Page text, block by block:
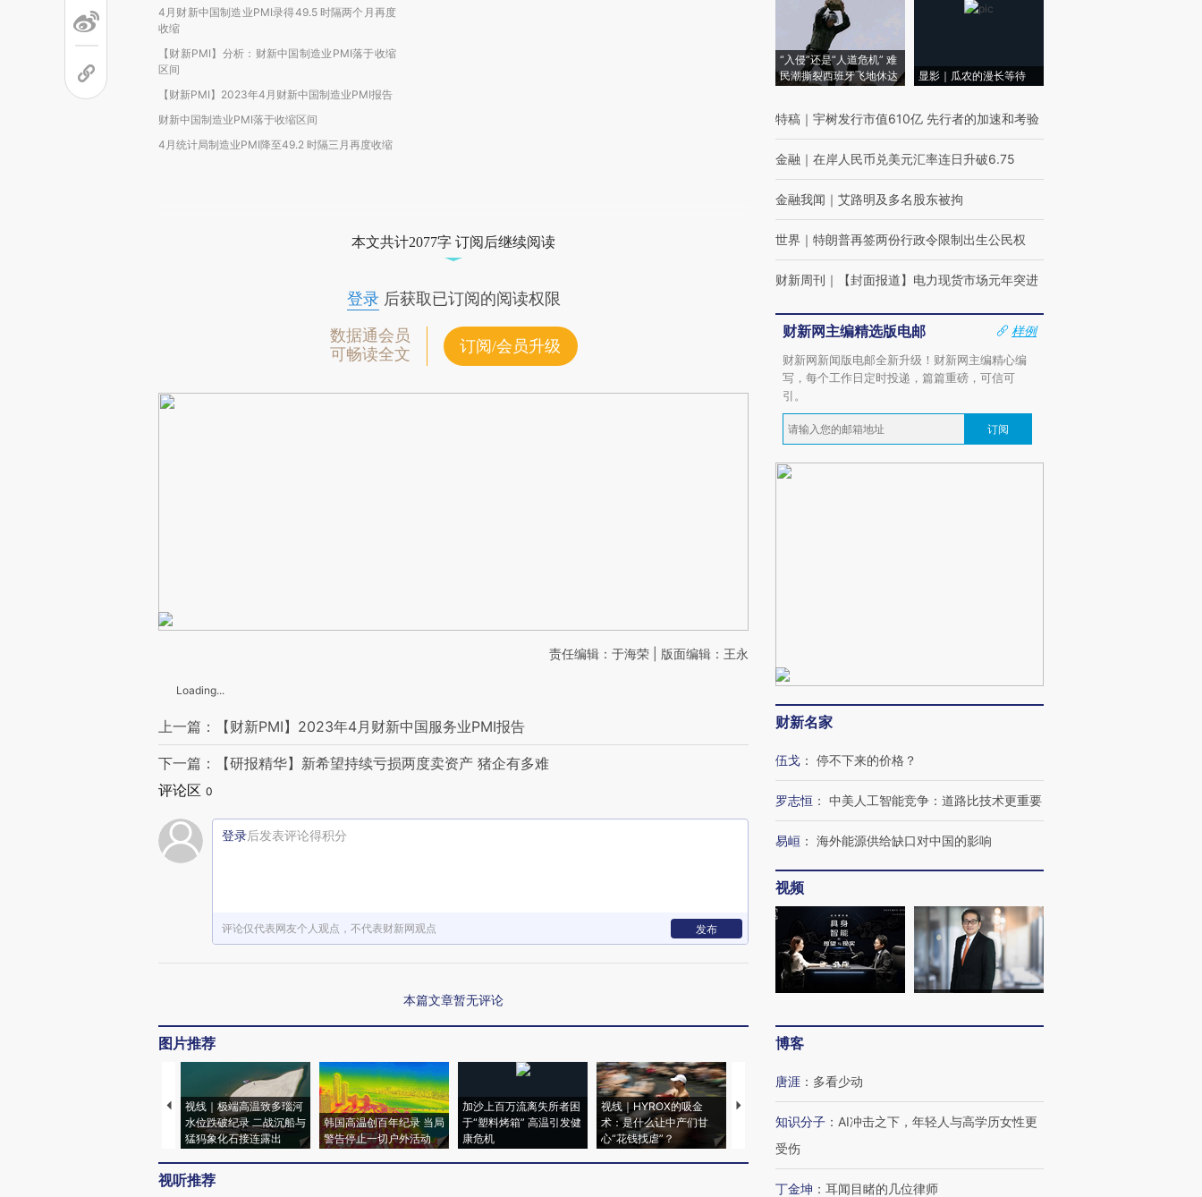
4月财新中国制造业PMI录得49.5 时隔两个月再度
收缩
【财新PMI】分析：财新中国制造业PMI落于收缩
区间
【财新PMI】2023年4月财新中国制造业PMI报告
财新中国制造业PMI落于收缩区间
4月统计局制造业PMI降至49.2 时隔三月再度收缩
本文共计2077字 订阅后继续阅读
登录后获取已订阅的阅读权限
数据通会员
可畅读全文
订阅/会员升级
责任编辑：于海荣 | 版面编辑：王永
Loading...
上一篇：【财新PMI】2023年4月财新中国服务业PMI报告
下一篇：【研报精华】新希望持续亏损两度卖资产 猪企有多难
评论区 0
登录后发表评论得积分
评论仅代表网友个人观点，不代表财新网观点 发布
本篇文章暂无评论
图片推荐
视线｜极端高温致多瑙河
水位跌破纪录 二战沉船与
猛犸象化石接连露出
韩国高温创百年纪录 当局
警告停止一切户外活动
加沙上百万流离失所者困
于“塑料烤箱” 高温引发健
康危机
视线｜HYROX的吸金
术：是什么让中产们甘
心“花钱找虐”？
马航飞行员跨国走私7万
粒摇头丸 尿检体内含3种
视线｜被称为“蟑螂”的印
度Z世代 用街头抗争将教
视线｜“入侵”还是“人道危
机”？难民潮撕裂西班牙
视听推荐
“入侵”还是“人道危机” 难
民潮撕裂西班牙飞地休达
显影｜瓜农的漫长等待
特稿 ｜ 宇树发行市值610亿 先行者的加速和考验
金融 ｜ 在岸人民币兑美元汇率连日升破6.75
金融我闻 ｜ 艾路明及多名股东被拘
世界 ｜ 特朗普再签两份行政令限制出生公民权
财新周刊 ｜ 【封面报道】电力现货市场元年突进
财新网主编精选版电邮
样例
财新网新闻版电邮全新升级！财新网主编精心编
写，每个工作日定时投递，篇篇重磅，可信可
引。
订阅
财新名家
伍戈 ： 停不下来的价格？
罗志恒 ： 中美人工智能竞争：道路比技术更重要
易峘 ： 海外能源供给缺口对中国的影响
视频
博客
唐涯 ： 多看少动
知识分子 ： AI冲击之下，年轻人与高学历女性更
受伤
丁金坤 ： 耳闻目睹的几位律师